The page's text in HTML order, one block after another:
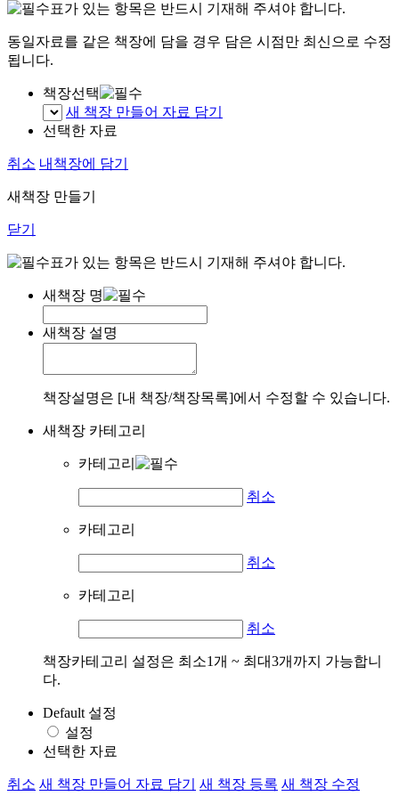
표가 있는 항목은 반드시 기재해 주셔야 합니다.
동일자료를 같은 책장에 담을 경우 담은 시점만 최신으로 수정
됩니다.
책장선택
새 책장 만들어 자료 담기
선택한 자료
취소 내책장에 담기
새책장 만들기
닫기
표가 있는 항목은 반드시 기재해 주셔야 합니다.
새책장 명
새책장 설명
책장설명은 [내 책장/책장목록]에서 수정할 수 있습니다.
새책장 카테고리
카테고리
취소
카테고리
취소
카테고리
취소
책장카테고리 설정은 최소1개 ~ 최대3개까지 가능합니
다.
Default 설정
설정
선택한 자료
취소 새 책장 만들어 자료 담기 새 책장 등록 새 책장 수정